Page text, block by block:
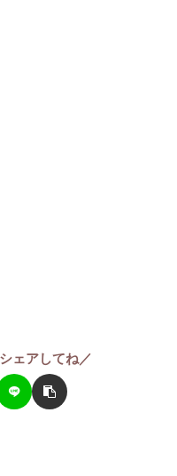
ェアしてね／